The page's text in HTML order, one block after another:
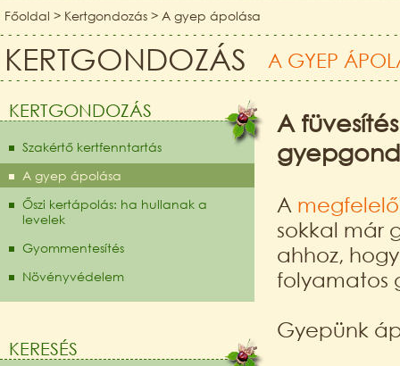
Főoldal > Kertgondozás > A gyep ápolása
KERTGONDOZÁS A GYEP
KERTGONDOZÁS
Szakértő kertfenntartás
A gyep ápolása
Őszi kertápolás: ha hullanak a
levelek
Gyommentesítés
Növényvédelem
KERESÉS
A
A
sokkal már
ahhoz,
folyamatos
Gyepünk